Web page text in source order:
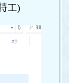
工)